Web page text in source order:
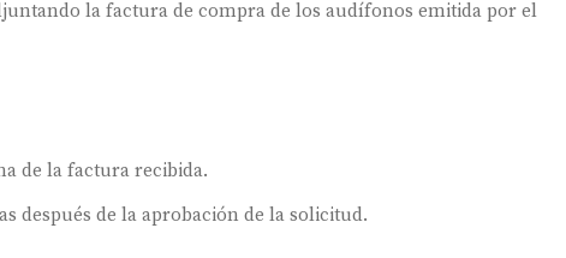
la factura de compra de los audífonos emitida por el
de la factura recibida.
después de la aprobación de la solicitud.